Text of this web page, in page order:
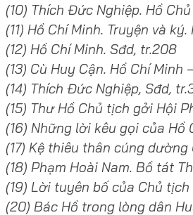
(10) Thích Đức Nghiệp. Hồ
(11) Hồ Chí Minh. Truyện và
(12) Hồ Chí Minh. Sđd, tr.208
(13) Cù Huy Cận. Hồ Chí
(14) Thích Đức Nghiệp, Sđd,
(15) Thư Hồ Chủ tịch gởi Hội
(16) Những lời kêu gọi của Hồ
(17) Kệ thiêu thân cúng
(18) Phạm Hoài Nam. Bồ tát
(19) Lời tuyên bố của Chủ
(20) Bác Hồ trong lòng dân